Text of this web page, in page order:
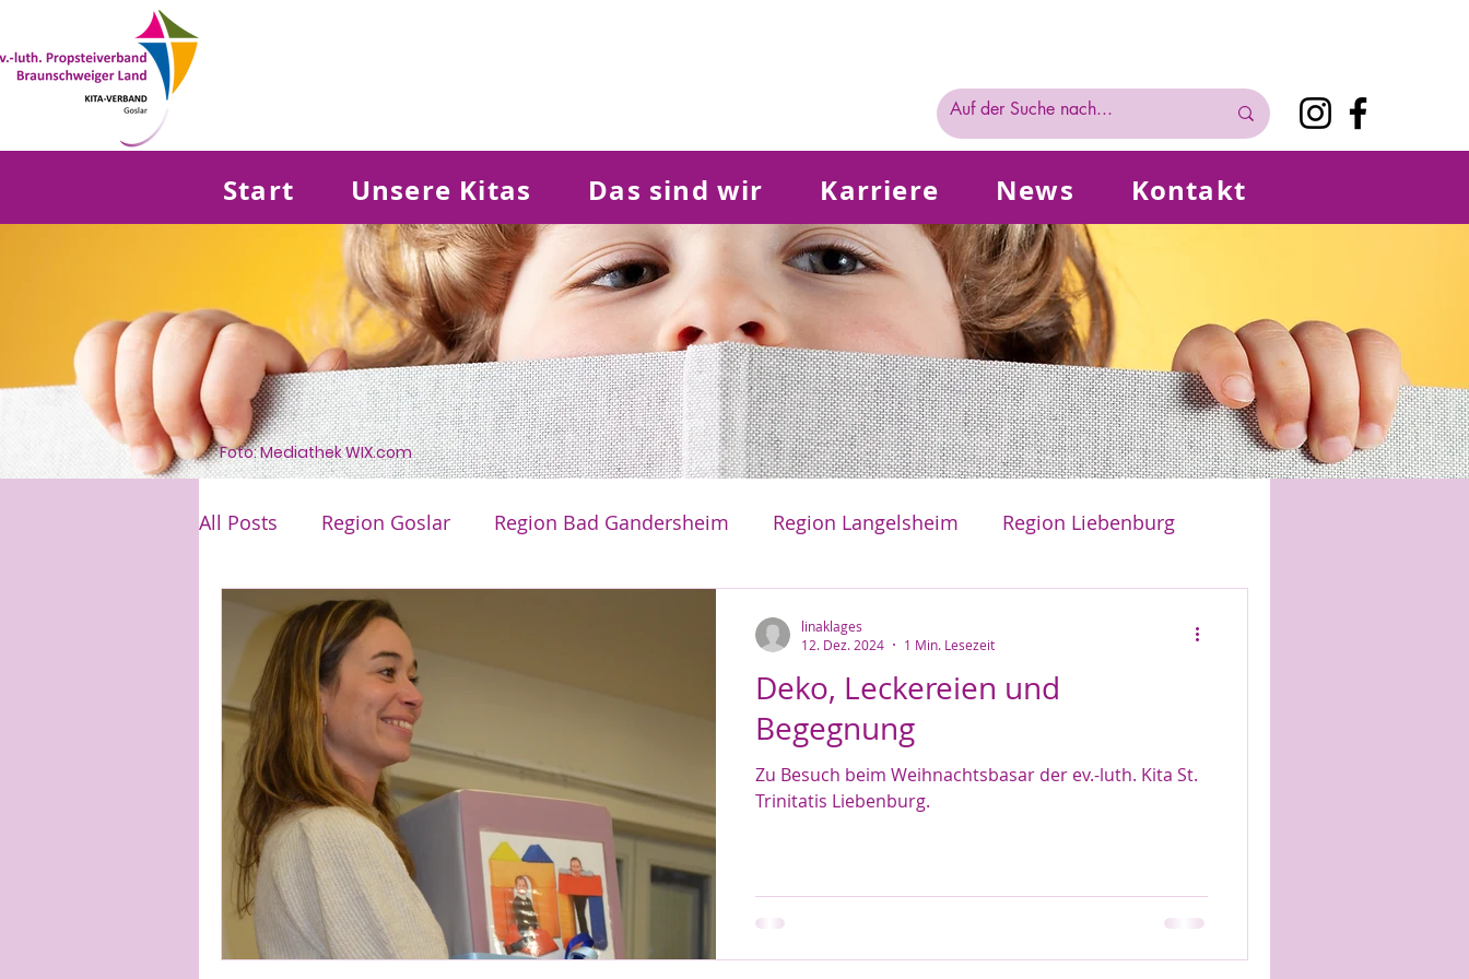
Start Unsere Kitas Das sind wir Karriere News Kontakt
Foto: Mediathek WIX.com
All Posts Region Goslar Region Bad Gandersheim Region Langelsheim Region Liebenburg
Region Bad Grund
Deko, Leckereien und
Begegnung
Zu Besuch beim Weihnachtsbasar der ev.-luth. Kita St.
Trinitatis Liebenburg.
linaklages
12. Dez. 2024
1 Min. Lesezeit